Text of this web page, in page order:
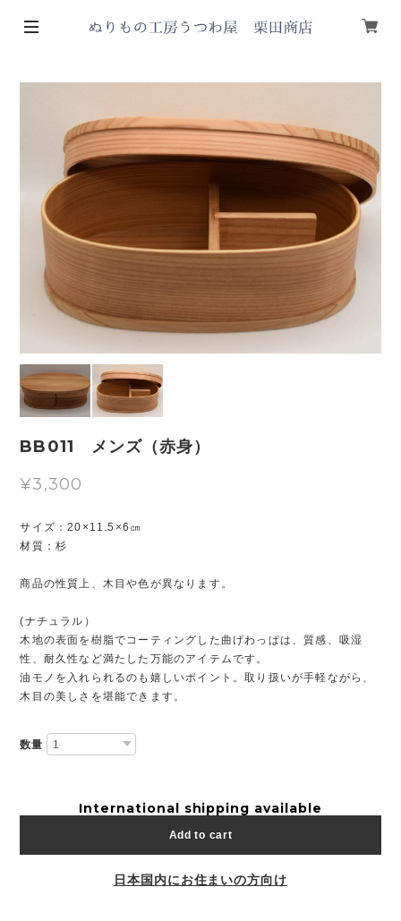
BB011 メンズ（赤身）
¥3,300
サイズ：20×11.5×6㎝
材質：杉
商品の性質上、木目や色が異なります。
(ナチュラル）
木地の表面を樹脂でコーティングした曲げわっぱは、質感、吸湿
性、耐久性など満たした万能のアイテムです。
油モノを入れられるのも嬉しいポイント。取り扱いが手軽ながら、
木目の美しさを堪能できます。
数量
International shipping available
Add to cart
日本国内にお住まいの方向け